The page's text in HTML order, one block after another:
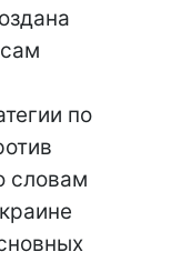
по
словам